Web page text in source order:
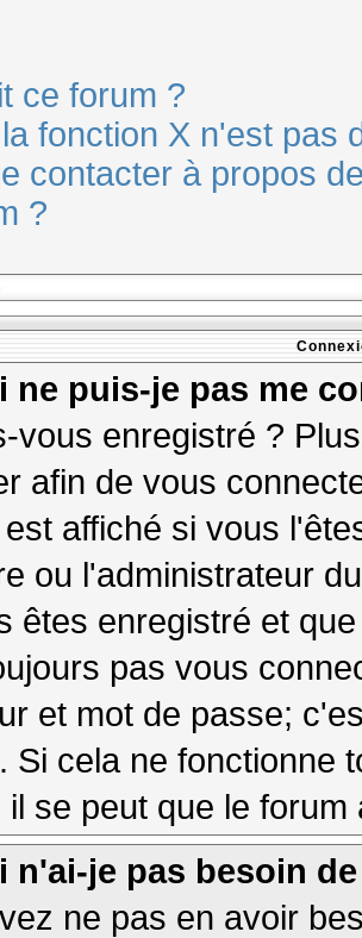
ce forum ?
fonction X n'est pas
contacter à propos
?
ne puis-je pas me
vous enregistré ?
afin de vous
affiché si vous
ou l'administrateur
êtes enregistré et
pas vous
et mot de passe;
Si cela ne fonctionne
il se peut que le
n'ai-je pas besoin
ne pas en avoir